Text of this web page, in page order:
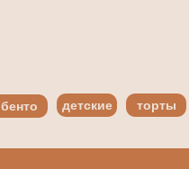
бенто торты
детские